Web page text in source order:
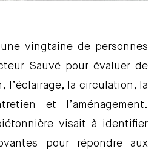
vingtaine de personnes
Sauvé pour évaluer de
l’éclairage, la circulation, la
et l’aménagement.
visait à identifier
pour répondre aux